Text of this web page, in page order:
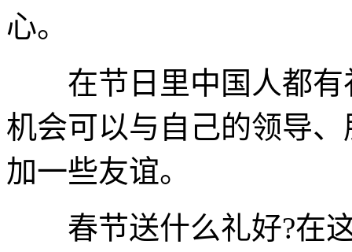
心。
在节日里中国人都有
机会可以与自己的领导
加一些友谊。
春节送什么礼好?在这